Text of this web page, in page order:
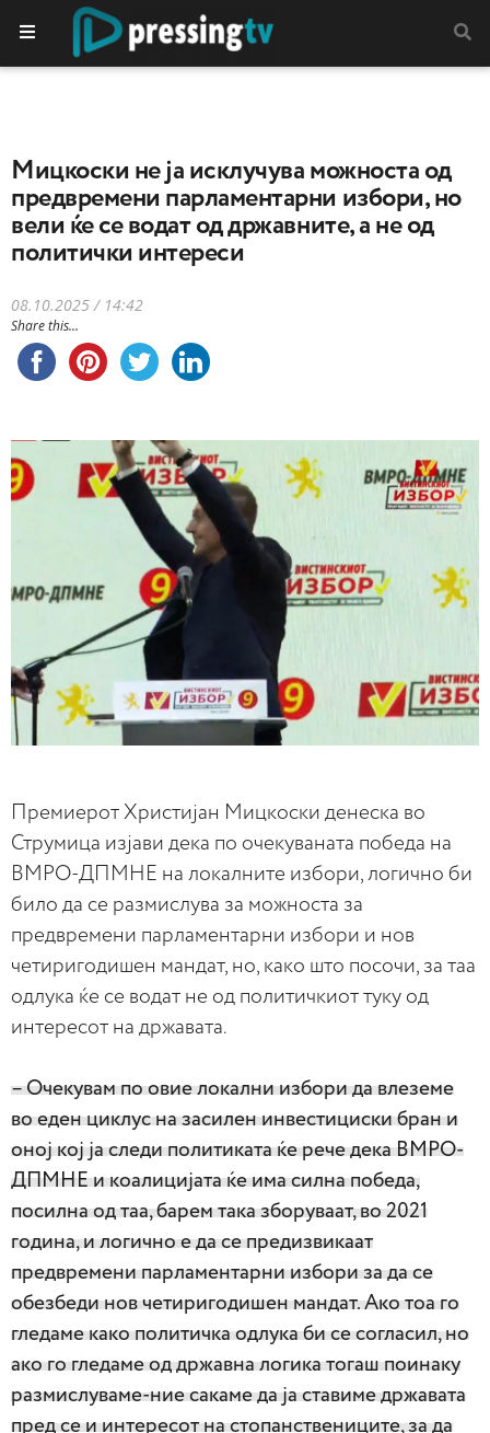
Мицкоски не ја исклучува можноста од
предвремени парламентарни избори, но
вели ќе се водат од државните, а не од
политички интереси
08.10.2025 / 14:42
Share this...
Премиерот Христијан Мицкоски денеска во
Струмица изјави дека по очекуваната победа на
ВМРО-ДПМНЕ на локалните избори, логично би
било да се размислува за можноста за
предвремени парламентарни избори и нов
четиригодишен мандат, но, како што посочи, за таа
одлука ќе се водат не од политичкиот туку од
интересот на државата.
– Очекувам по овие локални избори да влеземе
во еден циклус на засилен инвестициски бран и
оној кој ја следи политиката ќе рече дека ВМРО-
ДПМНЕ и коалицијата ќе има силна победа,
посилна од таа, барем така зборуваат, во 2021
година, и логично е да се предизвикаат
предвремени парламентарни избори за да се
обезбеди нов четиригодишен мандат. Ако тоа го
гледаме како политичка одлука би се согласил, но
ако го гледаме од државна логика тогаш поинаку
размислуваме-ние сакаме да ја ставиме државата
пред се и интересот на стопанствениците, за да